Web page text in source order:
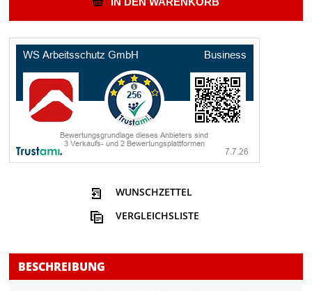
WUNSCHZETTEL
VERGLEICHSLISTE
BESCHREIBUNG